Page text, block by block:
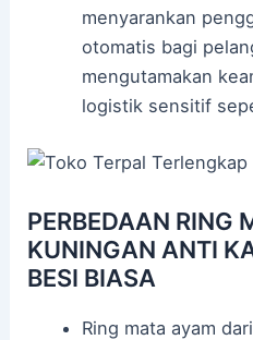
menyarankan
otomatis bagi
mengutamakan
logistik sensitif
PERBEDAAN RING
KUNINGAN ANTI
BESI BIASA
Ring mata ayam